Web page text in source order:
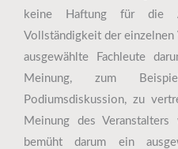
keine Haftung für die
Vollständigkeit der einzelnen
ausgewählte Fachleute
Meinung, zum
Podiumsdiskussion, zu
Meinung des
bemüht darum ein